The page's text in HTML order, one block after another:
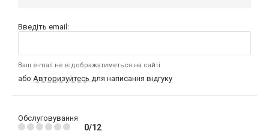
Введіть email:
Ваш e-mail не відображатиметься на сайті
або Авторизуйтесь для написання відгуку
Обслуговування
0/12